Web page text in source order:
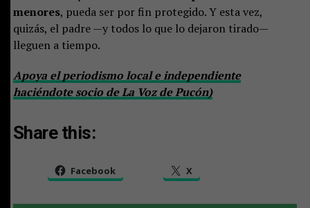
menores, pueda ser por fin protegido. Y esta vez,
quizás, el padre —y todos lo que lo dejaron tirado—
lleguen a tiempo.
Apoya el periodismo local e independiente
haciéndote socio de La Voz de Pucón)
Share this:
Facebook X